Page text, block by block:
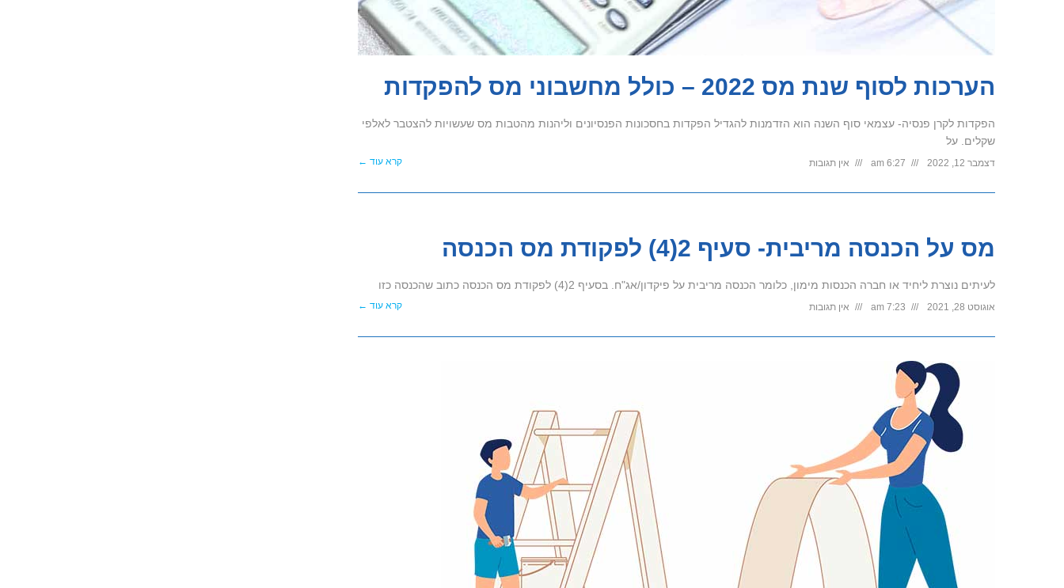
הערכות לסוף שנת מס 2022 – כולל מחשבוני מס להפקדות
הפקדות לקרן פנסיה- עצמאי סוף השנה הוא הזדמנות להגדיל הפקדות בחסכונות הפנסיונים וליהנות מהטבות מס שעשויות להצטבר לאלפי
שקלים. על
דצמבר 12, 2022 6:27 am אין תגובות קרא עוד ←
מס על הכנסה מריבית- סעיף 2(4) לפקודת מס הכנסה
לעיתים נוצרת ליחיד או חברה הכנסות מימון, כלומר הכנסה מריבית על פיקדון/אג"ח. בסעיף 2(4) לפקודת מס הכנסה כתוב שהכנסה כזו
אוגוסט 28, 2021 7:23 am אין תגובות קרא עוד ←